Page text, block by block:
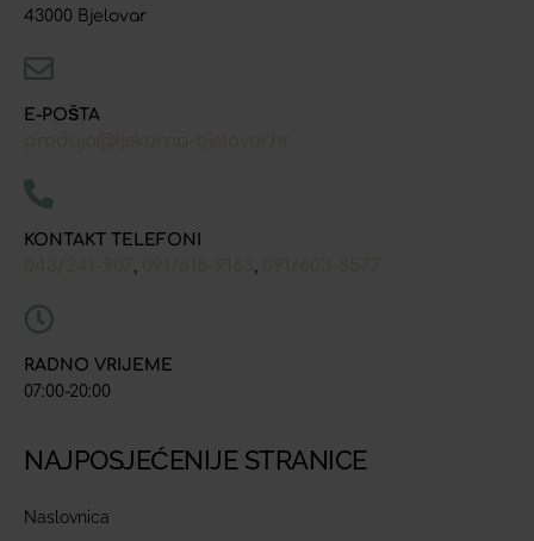
43000 Bjelovar
E-POŠTA
KONTAKT TELEFONI
RADNO VRIJEME
07:00-20:00
NAJPOSJEĆENIJE STRANICE
Naslovnica